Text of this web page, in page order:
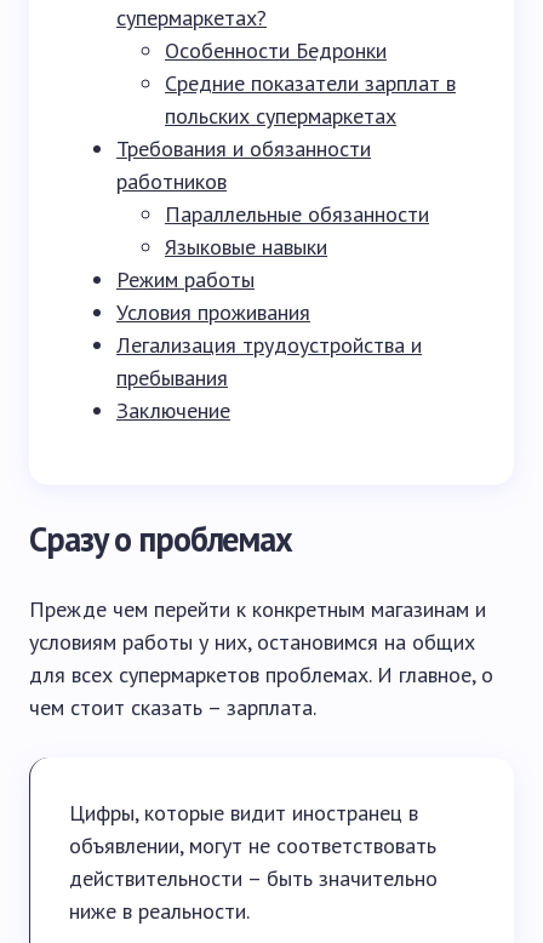
супермаркетах?
Особенности Бедронки
Средние показатели зарплат в
польских супермаркетах
Требования и обязанности
работников
Параллельные обязанности
Языковые навыки
Режим работы
Условия проживания
Легализация трудоустройства и
пребывания
Заключение
Сразу о проблемах
Прежде чем перейти к конкретным магазинам и
условиям работы у них, остановимся на общих
для всех супермаркетов проблемах. И главное, о
чем стоит сказать – зарплата.
Цифры, которые видит иностранец в
объявлении, могут не соответствовать
действительности – быть значительно
ниже в реальности.